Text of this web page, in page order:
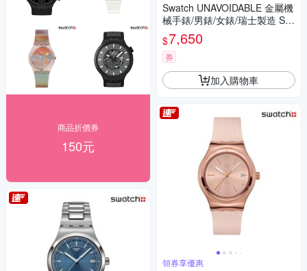
商品折價券
150元
Swatch UNAVOIDABLE 金屬機
械手錶/男錶/女錶/瑞士製造 SY
23S408 (42mm)
$7,650
券
加入購物車
領券享優惠